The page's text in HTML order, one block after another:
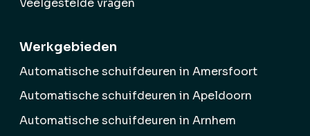
Veelgestelde vragen
Werkgebieden
Automatische schuifdeuren in Amersfoort
Automatische schuifdeuren in Apeldoorn
Automatische schuifdeuren in Arnhem